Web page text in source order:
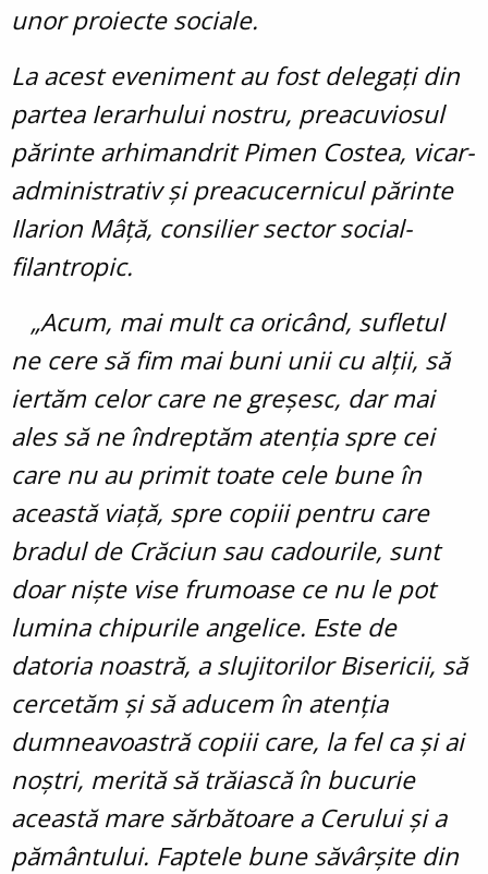
unor proiecte sociale.
La acest eveniment au fost delegați din
partea Ierarhului nostru, preacuviosul
părinte arhimandrit Pimen Costea, vicar-
administrativ și preacucernicul părinte
Ilarion Mâță, consilier sector social-
filantropic.
„Acum, mai mult ca oricând, sufletul
ne cere să fim mai buni unii cu alții, să
iertăm celor care ne greșesc, dar mai
ales să ne îndreptăm atenția spre cei
care nu au primit toate cele bune în
această viață, spre copiii pentru care
bradul de Crăciun sau cadourile, sunt
doar niște vise frumoase ce nu le pot
lumina chipurile angelice. Este de
datoria noastră, a slujitorilor Bisericii, să
cercetăm și să aducem în atenția
dumneavoastră copiii care, la fel ca și ai
noștri, merită să trăiască în bucurie
această mare sărbătoare a Cerului și a
pământului. Faptele bune săvârșite din